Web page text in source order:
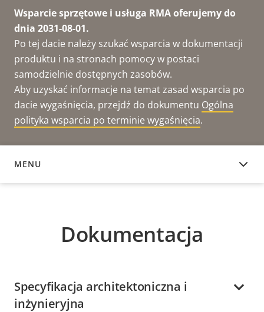
Wsparcie sprzętowe i usługa RMA oferujemy do
dnia 2031-08-01.
Po tej dacie należy szukać wsparcia w dokumentacji
produktu i na stronach pomocy w postaci
samodzielnie dostępnych zasobów.
Aby uzyskać informacje na temat zasad wsparcia po
dacie wygaśnięcia, przejdź do dokumentu Ogólna
polityka wsparcia po terminie wygaśnięcia.
MENU
DOKUMENTACJA
Dokumentacja
Specyfikacja architektoniczna i
inżynieryjna